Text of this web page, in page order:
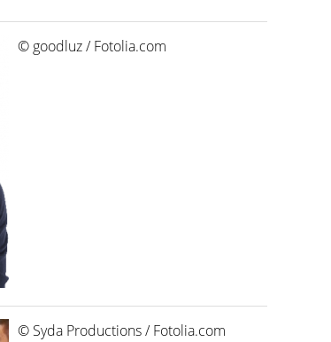
© goodluz / Fotolia.com
© Syda Productions / Fotolia.com